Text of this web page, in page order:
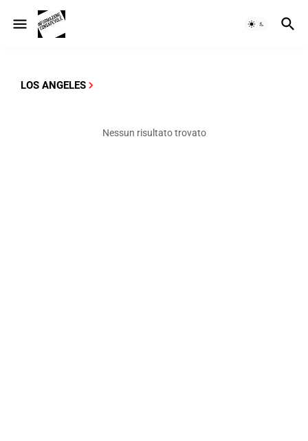
LOS ANGELES
Nessun risultato trovato